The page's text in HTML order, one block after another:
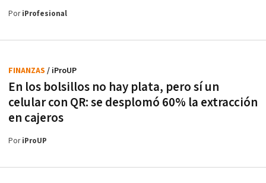
PoriProfesional
En los bolsillos no hay plata, pero sí un
celular con QR: se desplomó 60% la extracción
en cajeros
FINANZAS / iProUP
PoriProUP